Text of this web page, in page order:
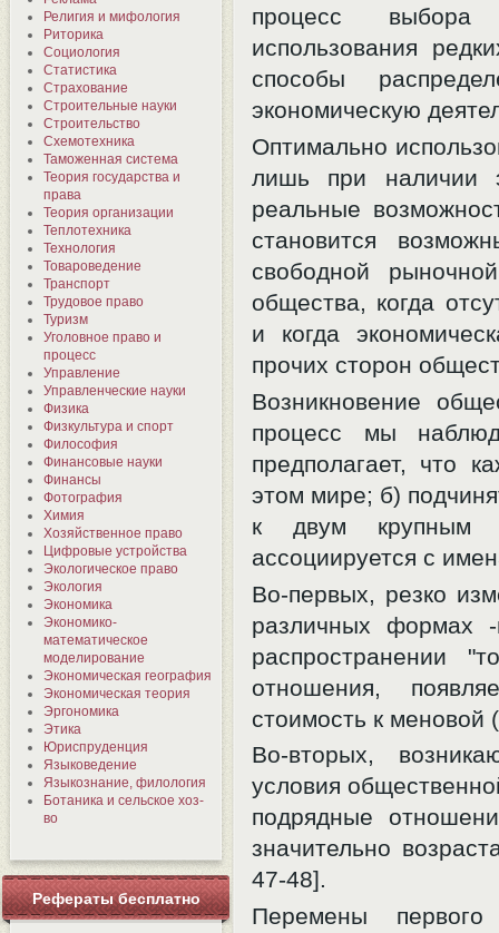
Религия и мифология
Риторика
Социология
Статистика
Страхование
Строительные науки
Строительство
Схемотехника
Таможенная система
Теория государства и
права
Теория организации
Теплотехника
Технология
Товароведение
Транспорт
Трудовое право
Туризм
Уголовное право и
процесс
Управление
Управленческие науки
Физика
Физкультура и спорт
Философия
Финансовые науки
Финансы
Фотография
Химия
Хозяйственное право
Цифровые устройства
Экологическое право
Экология
Экономика
Экономико-
математическое
моделирование
Экономическая география
Экономическая теория
Эргономика
Этика
Юриспруденция
Языковедение
Языкознание, филология
Ботаника и сельское хоз-
во
Рефераты бесплатно
процесс выбора
использования
способы
экономическую
Оптимально
лишь при наличии
реальные
становится
свободной
общества, когда
и когда
прочих сторон
Возникновение
процесс мы
предполагает, что
этом мире; б)
к двум крупным
ассоциируется с
Во-первых, резко
различных формах -
распространении
отношения,
стоимость к
Во-вторых,
условия
подрядные
значительно
47-48].
Перемены